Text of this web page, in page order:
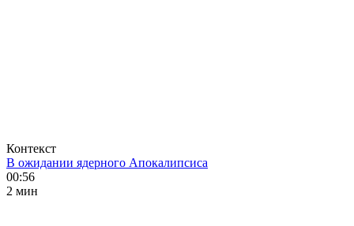
Контекст
В ожидании ядерного Апокалипсиса
00:56
2 мин